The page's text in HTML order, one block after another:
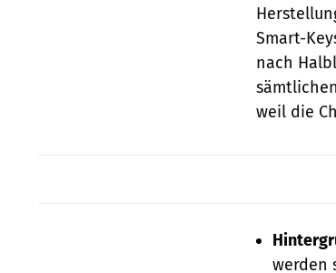
Smart-
nach
weil die
werden